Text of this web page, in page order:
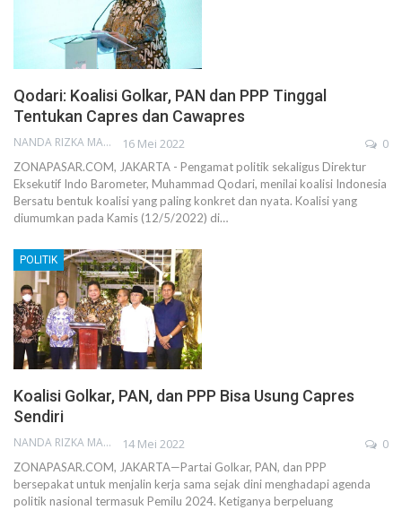
Qodari: Koalisi Golkar, PAN dan PPP Tinggal
Tentukan Capres dan Cawapres
NANDA RIZKA MAHENDRA 16 Mei 2022 0
ZONAPASAR.COM, JAKARTA - Pengamat politik sekaligus Direktur
Eksekutif Indo Barometer, Muhammad Qodari, menilai koalisi Indonesia
Bersatu bentuk koalisi yang paling konkret dan nyata. Koalisi yang
diumumkan pada Kamis (12/5/2022) di…
POLITIK
Koalisi Golkar, PAN, dan PPP Bisa Usung Capres
Sendiri
NANDA RIZKA MAHENDRA 14 Mei 2022 0
ZONAPASAR.COM, JAKARTA—Partai Golkar, PAN, dan PPP
bersepakat untuk menjalin kerja sama sejak dini menghadapi agenda
politik nasional termasuk Pemilu 2024. Ketiganya berpeluang